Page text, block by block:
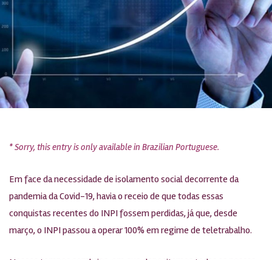
* Sorry, this entry is only available in Brazilian Portuguese.
Em face da necessidade de isolamento social decorrente da
pandemia da Covid-19, havia o receio de que todas essas
conquistas recentes do INPI fossem perdidas, já que, desde
março, o INPI passou a operar 100% em regime de teletrabalho.